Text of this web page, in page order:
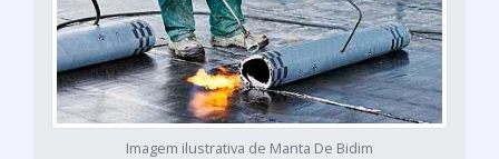
Imagem ilustrativa de Manta De Bidim